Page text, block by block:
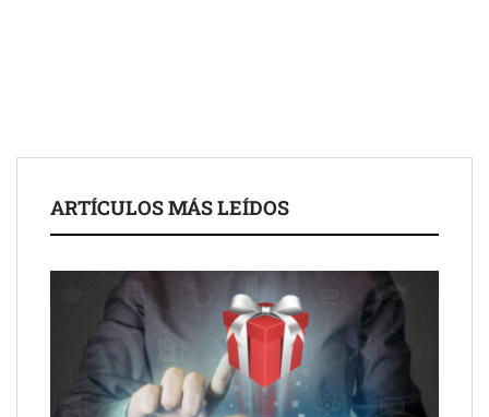
La luz roja, el nuevo aftersun, actúa en la recuperación de la piel
Eulalia Roig lanza ‘The Journal’, una revista digital mensual de
entrevistas y fotografía editorial
ARTÍCULOS MÁS LEÍDOS